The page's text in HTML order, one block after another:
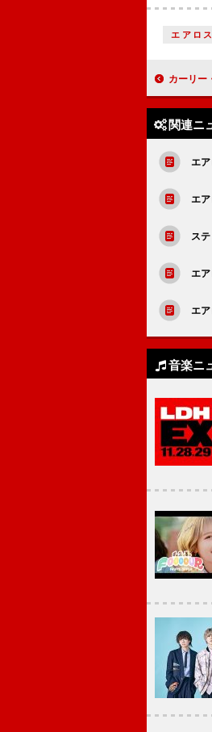
エアロ
カーリー・レイ・
関連ニ
エ
エ
ス
エ
エ
音楽ニ